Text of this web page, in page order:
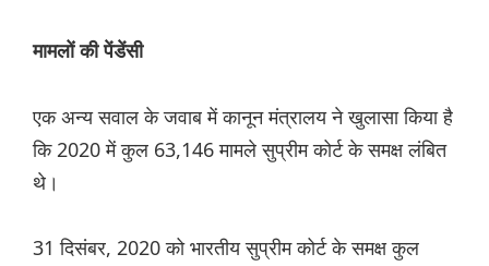
मामलों की पेंडेंसी
एक अन्य सवाल के जवाब में कानून मंत्रालय ने खुलासा किया है
कि 2020 में कुल 63,146 मामले सुप्रीम कोर्ट के समक्ष लंबित
थे।
31 दिसंबर, 2020 को भारतीय सुप्रीम कोर्ट के समक्ष कुल